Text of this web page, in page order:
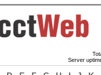
Server